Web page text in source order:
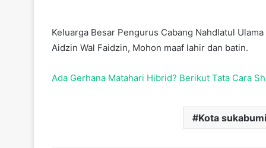
Keluarga Besar Pengurus Cabang Nahdlatul
Aidzin Wal Faidzin, Mohon maaf lahir dan batin.
Ada Gerhana Matahari Hibrid? Berikut Tata Cara
Kota sukabumi